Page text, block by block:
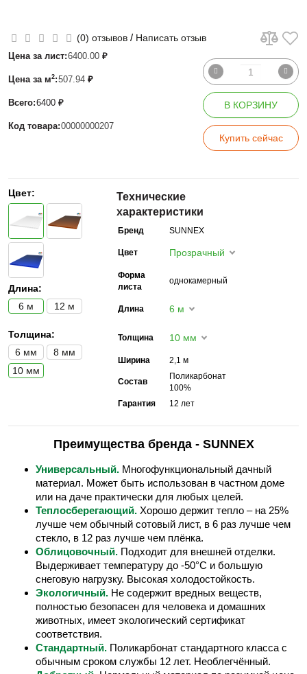
(0) отзывов / Написать отзыв
Цена за лист:6400.00 ₽
Цена за м2:507.94 ₽
Всего:6400 ₽
Код товара:00000000207
В КОРЗИНУ
Купить сейчас
Цвет:
Длина:
6 м
12 м
Толщина:
6 мм
8 мм
10 мм
Технические
характеристики
Бренд SUNNEX
Цвет Прозрачный
Форма
листа
однокамерный
Длина 6 м
Толщина 10 мм
Ширина 2,1 м
Состав
Поликарбонат
100%
Гарантия
12 лет
Преимущества бренда - SUNNEX
Универсальный. Многофункциональный дачный
материал. Может быть использован в частном доме
или на даче практически для любых целей.
Теплосберегающий. Хорошо держит тепло – на 25%
лучше чем обычный сотовый лист, в 6 раз лучше чем
стекло, в 12 раз лучше чем плёнка.
Облицовочный. Подходит для внешней отделки.
Выдерживает температуру до -50°С и большую
снеговую нагрузку. Высокая холодостойкость.
Экологичный. Не содержит вредных веществ,
полностью безопасен для человека и домашних
животных, имеет экологический сертификат
соответствия.
Стандартный. Поликарбонат стандартного класса с
обычным сроком службы 12 лет. Необлегчённый.